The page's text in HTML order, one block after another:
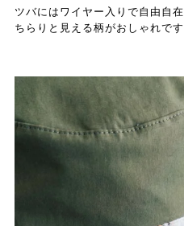
ツバにはワイヤー入りで自由自
ちらりと見える柄がおしゃれです